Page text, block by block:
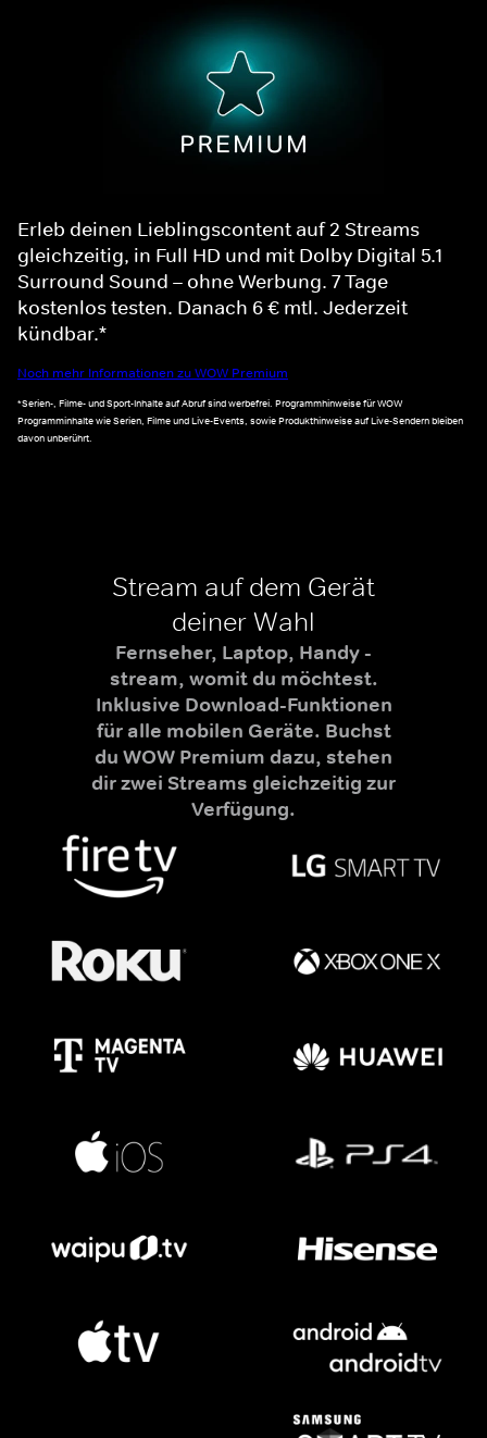
Erleb deinen Lieblingscontent auf 2 Streams
gleichzeitig, in Full HD und mit Dolby Digital 5.1
Surround Sound – ohne Werbung. 7 Tage
kostenlos testen. Danach 6 € mtl. Jederzeit
kündbar.*
Noch mehr Informationen zu WOW Premium
*Serien-, Filme- und Sport-Inhalte auf Abruf sind werbefrei. Programmhinweise für WOW
Programminhalte wie Serien, Filme und Live-Events, sowie Produkthinweise auf Live-Sendern bleiben
davon unberührt.
Stream auf dem Gerät
deiner Wahl
Fernseher, Laptop, Handy -
stream, womit du möchtest.
Inklusive Download-Funktionen
für alle mobilen Geräte. Buchst
du WOW Premium dazu, stehen
dir zwei Streams gleichzeitig zur
Verfügung.